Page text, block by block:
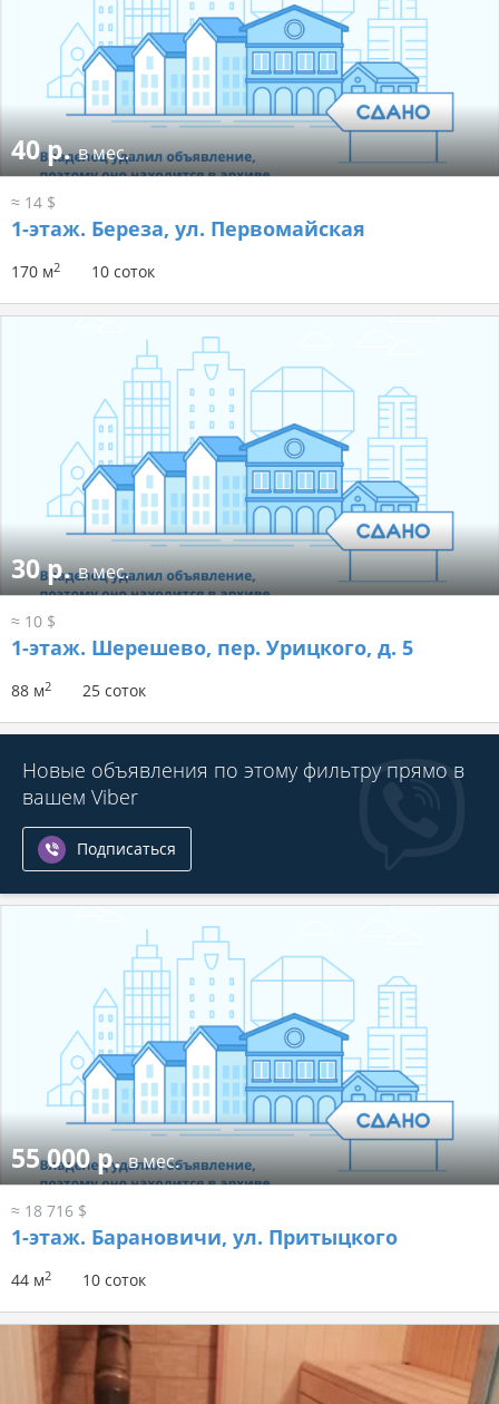
40 р.в мес.
≈ 14 $
1-этаж. Береза, ул. Первомайская
170 м2 10 соток
30 р.в мес.
≈ 10 $
1-этаж. Шерешево, пер. Урицкого, д. 5
88 м2 25 соток
Новые объявления по этому фильтру прямо в
вашем Viber
Подписаться
55 000 р.в мес.
≈ 18 716 $
1-этаж. Барановичи, ул. Притыцкого
44 м2 10 соток